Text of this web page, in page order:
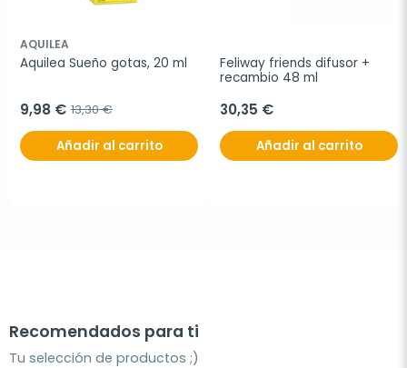
AQUILEA
Aquilea Sueño gotas, 20 ml
9,98 € 13,30 €
Añadir al carrito
Feliway friends difusor +
recambio 48 ml
30,35 €
Añadir al carrito
Recomendados para ti
Tu selección de productos ;)